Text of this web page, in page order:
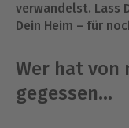
verwandelst. Lass
Dein Heim – für
Wer hat von
gegessen…